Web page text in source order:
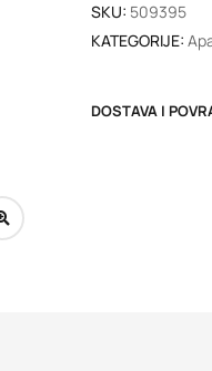
SKU: 509395
KATEGORIJE:
DOSTAVA I